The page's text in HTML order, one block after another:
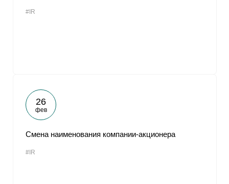
#IR
26
фев
Смена наименования компании-акционера
#IR